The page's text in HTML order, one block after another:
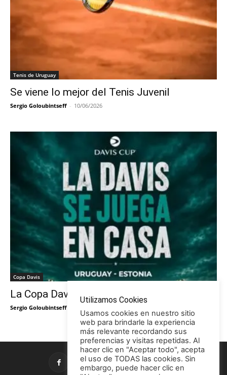
Tenis de Uruguay
Se viene lo mejor del Tenis Juvenil
Sergio Goloubintseff - 10/06/2026
Copa Davis
La Copa Davis vuelve al Círculo
Sergio Goloubintseff
Utilizamos Cookies
Usamos cookies en nuestro sitio
web para brindarle la experiencia
más relevante recordando sus
preferencias y visitas repetidas. Al
hacer clic en "Aceptar todo", acepta
el uso de TODAS las cookies. Sin
embargo, puede hacer clic en